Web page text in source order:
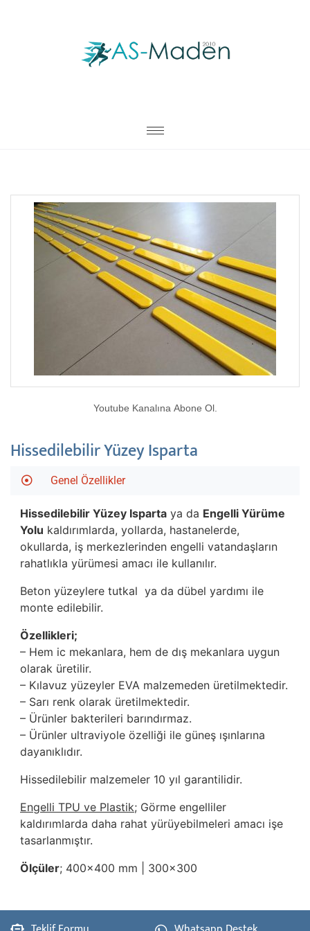
Youtube Kanalına Abone Ol.
Hissedilebilir Yüzey Isparta
Genel Özellikler
Hissedilebilir Yüzey Isparta ya da Engelli Yürüme
Yolu kaldırımlarda, yollarda, hastanelerde,
okullarda, iş merkezlerinden engelli vatandaşların
rahatlıkla yürümesi amacı ile kullanılır.
Beton yüzeylere tutkal ya da dübel yardımı ile
monte edilebilir.
Özellikleri;
– Hem ic mekanlara, hem de dış mekanlara uygun
olarak üretilir.
– Kılavuz yüzeyler EVA malzemeden üretilmektedir.
– Sarı renk olarak üretilmektedir.
– Ürünler bakterileri barındırmaz.
– Ürünler ultraviyole özelliği ile güneş ışınlarına
dayanıklıdır.
Hissedilebilir malzemeler 10 yıl garantilidir.
Engelli TPU ve Plastik; Görme engelliler
kaldırımlarda daha rahat yürüyebilmeleri amacı işe
tasarlanmıştır.
Ölçüler; 400x400 mm | 300x300